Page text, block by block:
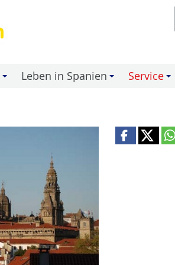
Leben in Spanien Service